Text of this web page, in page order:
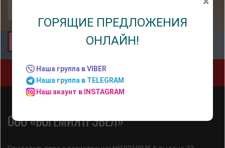
МЫ В INSTAGRAM
ООО «БОГЕМИЯТРЭВЕЛ»
ГОРЯЩИЕ ПРЕДЛОЖЕНИЯ
ОНЛАЙН!
Наша группа в VIBER
Наша группа в TELEGRAM
Наш акаунт в INSTAGRAM